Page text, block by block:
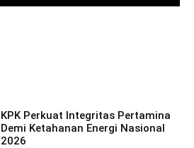
KPK Perkuat Integritas Pertamina
Demi Ketahanan Energi Nasional
2026